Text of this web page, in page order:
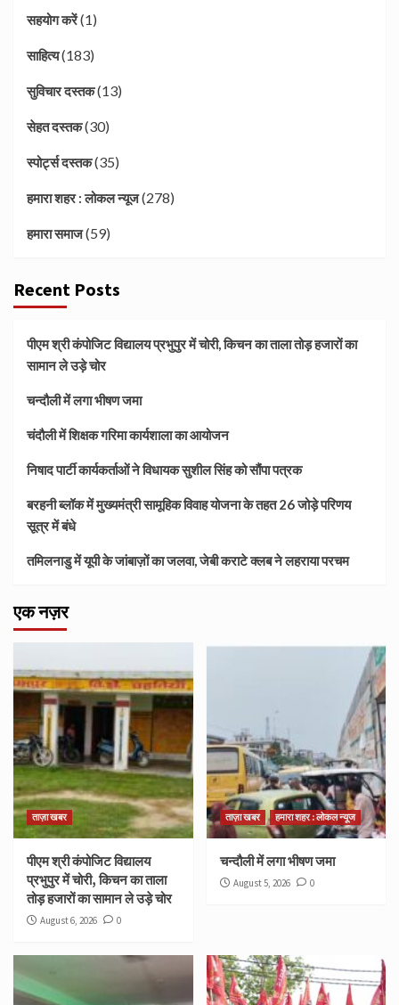
सहयोग करें(1)
साहित्य(183)
सुविचार दस्तक(13)
सेहत दस्तक(30)
स्पोर्ट्स दस्तक(35)
हमारा शहर : लोकल न्यूज(278)
हमारा समाज(59)
Recent Posts
पीएम श्री कंपोजिट विद्यालय प्रभुपुर में चोरी, किचन का ताला तोड़ हजारों का
सामान ले उड़े चोर
चन्दौली में लगा भीषण जमा
चंदौली में शिक्षक गरिमा कार्यशाला का आयोजन
निषाद पार्टी कार्यकर्ताओं ने विधायक सुशील सिंह को सौंपा पत्रक
बरहनी ब्लॉक में मुख्यमंत्री सामूहिक विवाह योजना के तहत 26 जोड़े परिणय
सूत्र में बंधे
तमिलनाडु में यूपी के जांबाज़ों का जलवा, जेबी कराटे क्लब ने लहराया परचम
एक नज़र
ताज़ा खबर
पीएम श्री कंपोजिट विद्यालय
प्रभुपुर में चोरी, किचन का ताला
तोड़ हजारों का सामान ले उड़े चोर
August 6, 2026 0
ताज़ा खबर हमारा शहर : लोकल न्यूज
चन्दौली में लगा भीषण जमा
August 5, 2026 0